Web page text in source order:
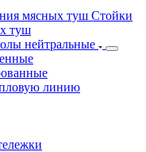
кухонные
разрубочные
овощей
Подставки для
кухонные